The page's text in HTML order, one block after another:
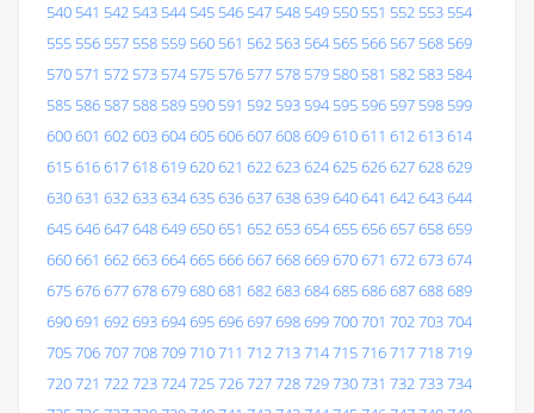
540 541 542 543 544 545 546 547 548 549 550 551 552 553 554
555 556 557 558 559 560 561 562 563 564 565 566 567 568 569
570 571 572 573 574 575 576 577 578 579 580 581 582 583 584
585 586 587 588 589 590 591 592 593 594 595 596 597 598 599
600601 602603604605606607608609610611 612613614
615616617618619620621 622623624625626627628629
630631 632633634635636637638639640641 642643644
645646647648649650651 652653654655656657658659
660661 662663664665666667668669670671 672673674
675676677678679680681 682683684685686687688689
690691 692693694695696697698699700701 702703704
705706707708709710711 712713714715716717718719
720721 722723724725726727728729730731 732733734